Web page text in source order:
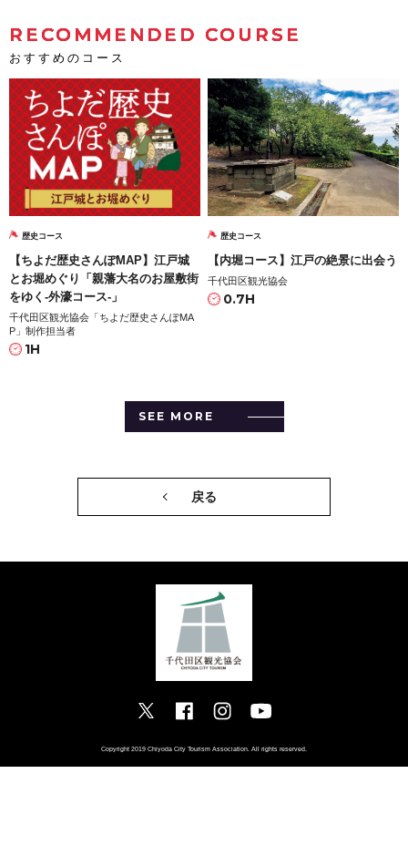
RECOMMENDED COURSE
おすすめのコース
歴史コース
【ちよだ歴史さんぽMAP】江戸城
とお堀めぐり「親藩大名のお屋敷街
をゆく-外濠コース-」
千代田区観光協会「ちよだ歴史さんぽMA
P」制作担当者
1H
歴史コース
【内堀コース】江戸の絶景に出会う
千代田区観光協会
0.7H
SEE MORE
戻る
Copyright 2019 Chiyoda City Tourism Association. All rights reserved.